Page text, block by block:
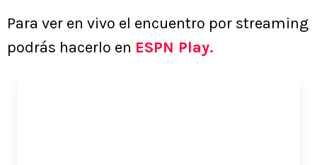
Para ver en vivo el encuentro por streaming
podrás hacerlo en ESPN Play.